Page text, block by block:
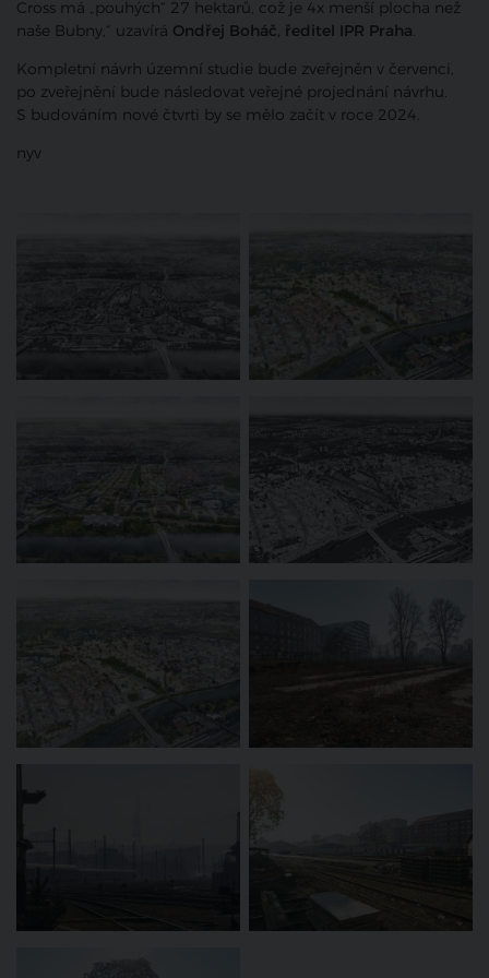
Cross má „pouhých“ 27 hektarů, což je 4x menší plocha než
naše Bubny,“ uzavírá Ondřej Boháč, ředitel IPR Praha.
Kompletní návrh územní studie bude zveřejněn v červenci,
po zveřejnění bude následovat veřejné projednání návrhu.
S budováním nové čtvrti by se mělo začít v roce 2024.
nyv